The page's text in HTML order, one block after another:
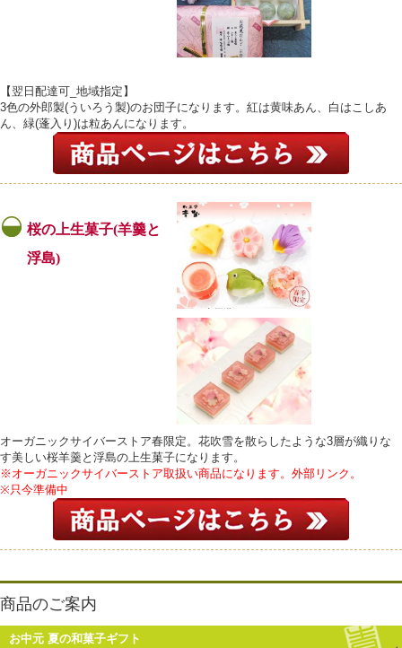
【翌日配達可_地域指定】
3色の外郎製(ういろう製)のお団子になります。紅は黄味あん、白はこしあ
ん、緑(蓬入り)は粒あんになります。
桜の上生菓子(羊羹と
浮島)
オーガニックサイバーストア春限定。花吹雪を散らしたような3層が織りな
す美しい桜羊羹と浮島の上生菓子になります。
※オーガニックサイバーストア取扱い商品になります。外部リンク。
※只今準備中
商品のご案内
お中元 夏の和菓子ギフト